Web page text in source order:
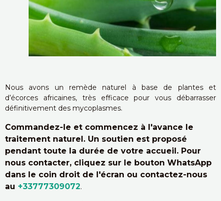
Nous avons un remède naturel à base de plantes et
d’écorces africaines, très efficace pour vous débarrasser
définitivement des mycoplasmes.
Commandez-le et commencez à l'avance le
traitement naturel. Un soutien est proposé
pendant toute la durée de votre accueil. Pour
nous contacter, cliquez sur le bouton WhatsApp
dans le coin droit de l'écran ou contactez-nous
au +33777309072.